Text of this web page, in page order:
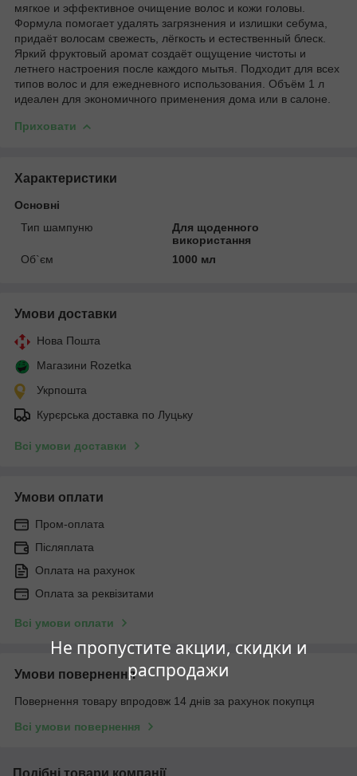
Не пропустите акции, скидки и
распродажи
мягкое и эффективное очищение волос и кожи головы.
Формула помогает удалять загрязнения и излишки себума,
придаёт волосам свежесть, лёгкость и естественный блеск.
Яркий фруктовый аромат создаёт ощущение чистоты и
летнего настроения после каждого мытья. Подходит для всех
типов волос и для ежедневного использования. Объём 1 л
идеален для экономичного применения дома или в салоне.
Приховати
Характеристики
Основні
Тип шампуню
Для щоденного
використання
Об`єм
1000 мл
Умови доставки
Нова Пошта
Магазини Rozetka
Укрпошта
Курєрська доставка по Луцьку
Всі умови доставки
Умови оплати
Пром-оплата
Післяплата
Оплата на рахунок
Оплата за реквізитами
Всі умови оплати
Умови повернення
Повернення товару впродовж 14 днів за рахунок покупця
Всі умови повернення
Подібні товари компанії